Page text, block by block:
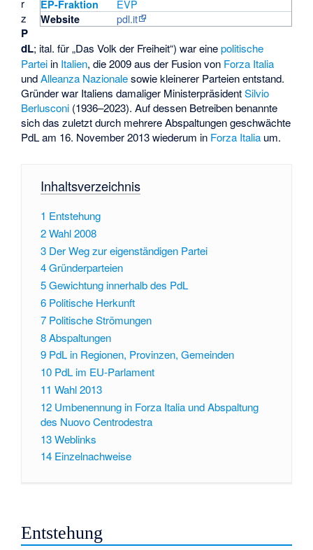
EP-Fraktion EVP
Website pdl.it
r
z
P
dL; ital. für „Das Volk der Freiheit“) war einepolitische
Partei in Italien, die 2009 aus der Fusion von Forza Italia
undAlleanza Nazionalesowie kleinerer Parteien entstand.
Gründer war Italiens damaliger MinisterpräsidentSilvio
Berlusconi (1936–2023). Auf dessen Betreiben benannte
sich das zuletzt durch mehrere Abspaltungen geschwächte
PdL am 16. November 2013 wiederum in Forza Italia um.
Inhaltsverzeichnis
1 Entstehung
2Wahl 2008
3 Der Weg zur eigenständigen Partei
4Gründerparteien
5Gewichtung innerhalb des PdL
6 Politische Herkunft
7 Politische Strömungen
8Abspaltungen
9 PdL in Regionen, Provinzen, Gemeinden
10 PdL im EU-Parlament
11 Wahl 2013
12 Umbenennung in Forza Italia und Abspaltung
des Nuovo Centrodestra
13Weblinks
14 Einzelnachweise
Entstehung